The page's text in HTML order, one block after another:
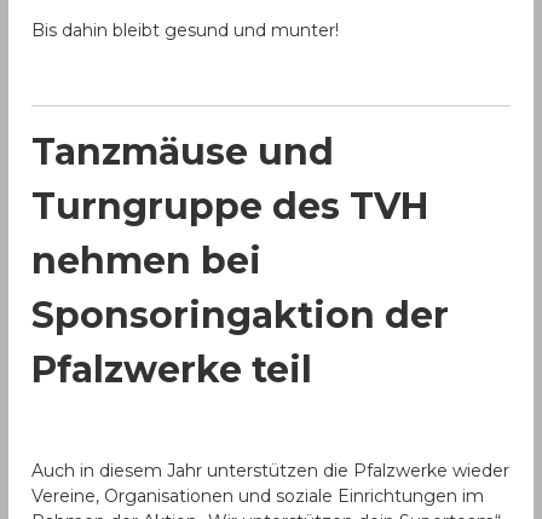
Bis dahin bleibt gesund und munter!
Tanzmäuse und
Turngruppe des TVH
nehmen bei
Sponsoringaktion der
Pfalzwerke teil
Auch in diesem Jahr unterstützen die Pfalzwerke wieder
Vereine, Organisationen und soziale Einrichtungen im